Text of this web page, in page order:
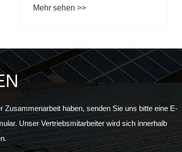
Mehr sehen >>
Zusammenarbeit haben, senden Sie uns bitte eine E-
Unser Vertriebsmitarbeiter wird sich innerhalb